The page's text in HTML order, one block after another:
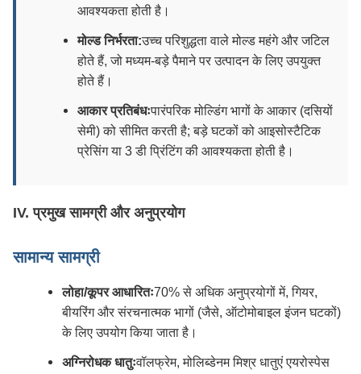
आवश्यकता होती है।
मोल्ड निर्भरता:उच्च परिशुद्धता वाले मोल्ड महंगे और जटिल
होते हैं, जो मध्यम-बड़े पैमाने पर उत्पादन के लिए उपयुक्त
होते हैं।
आकार प्रतिबंधःपारंपरिक मोल्डिंग भागों के आकार (दसियों
सेमी) को सीमित करती है; बड़े घटकों को आइसोस्टैटिक
प्रेसिंग या 3 डी प्रिंटिंग की आवश्यकता होती है।
IV. प्रमुख सामग्री और अनुप्रयोग
सामान्य सामग्री
लोहा/कूपर आधारितः70% से अधिक अनुप्रयोगों में, गियर,
बीयरिंग और संरचनात्मक भागों (जैसे, ऑटोमोबाइल इंजन घटकों)
के लिए उपयोग किया जाता है।
अग्निरोधक धातुःवॉलफ्रेम, मोलिब्डेनम मिश्र धातुएं एयरोस्पेस